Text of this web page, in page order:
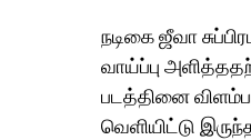
நடிகை ஜீவா
வாய்ப்பு
படத்தினை
வெளியிட்டு